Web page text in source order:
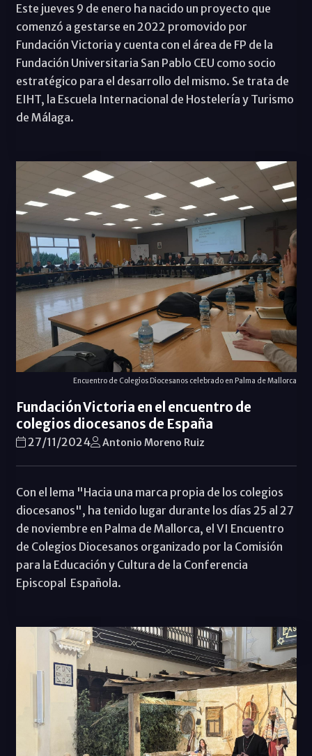
Este jueves 9 de enero ha nacido un proyecto que
comenzó a gestarse en 2022 promovido por
Fundación Victoria y cuenta con el área de FP de la
Fundación Universitaria San Pablo CEU como socio
estratégico para el desarrollo del mismo. Se trata de
EIHT, la Escuela Internacional de Hostelería y Turismo
de Málaga.
Encuentro de Colegios Diocesanos celebrado en Palma de Mallorca
Fundación Victoria en el encuentro de
colegios diocesanos de España
27/11/2024 Antonio Moreno Ruiz
Con el lema "Hacia una marca propia de los colegios
diocesanos", ha tenido lugar durante los días 25 al 27
de noviembre en Palma de Mallorca, el VI Encuentro
de Colegios Diocesanos organizado por la Comisión
para la Educación y Cultura de la Conferencia
Episcopal Española.